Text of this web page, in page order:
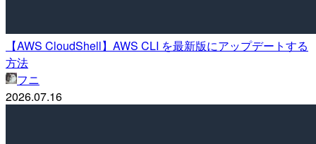
【AWS CloudShell】AWS CLI を最新版にアップデートする
方法
フニ
2026.07.16